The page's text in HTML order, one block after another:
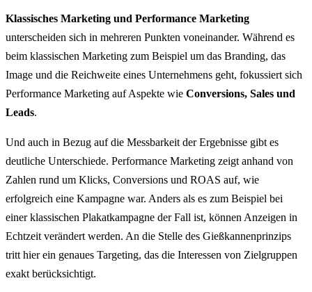
Klassisches Marketing und Performance Marketing
unterscheiden sich in mehreren Punkten voneinander. Während es
beim klassischen Marketing zum Beispiel um das Branding, das
Image und die Reichweite eines Unternehmens geht, fokussiert sich
Performance Marketing auf Aspekte wie Conversions, Sales und
Leads.
Und auch in Bezug auf die Messbarkeit der Ergebnisse gibt es
deutliche Unterschiede. Performance Marketing zeigt anhand von
Zahlen rund um Klicks, Conversions und ROAS auf, wie
erfolgreich eine Kampagne war. Anders als es zum Beispiel bei
einer klassischen Plakatkampagne der Fall ist, können Anzeigen in
Echtzeit verändert werden. An die Stelle des Gießkannenprinzips
tritt hier ein genaues Targeting, das die Interessen von Zielgruppen
exakt berücksichtigt.